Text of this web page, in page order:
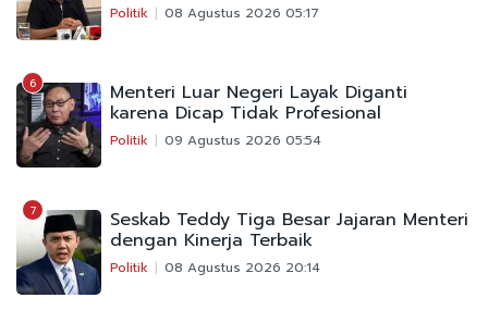
Politik 08 Agustus 2026 05:17
6 Menteri Luar Negeri Layak Diganti
karena Dicap Tidak Profesional
Politik 09 Agustus 2026 05:54
7 Seskab Teddy Tiga Besar Jajaran Menteri
dengan Kinerja Terbaik
Politik 08 Agustus 2026 20:14